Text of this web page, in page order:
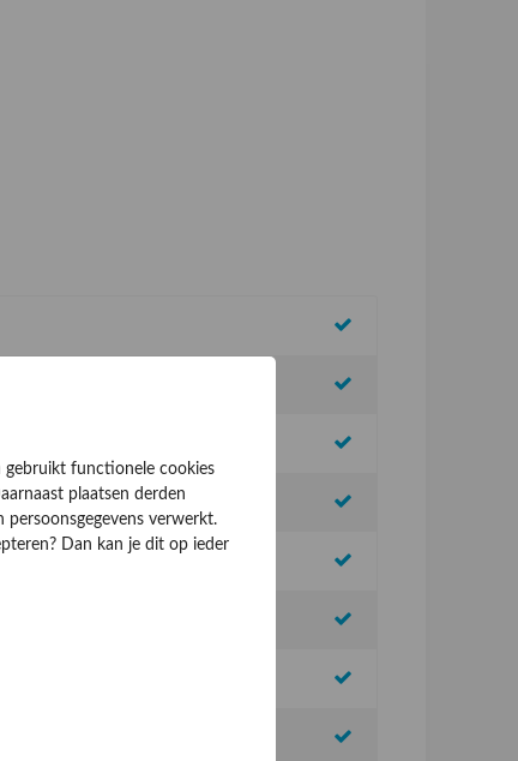
gebruikt functionele cookies
plaatsen derden
verwerkt.
Dan kan je dit op ieder